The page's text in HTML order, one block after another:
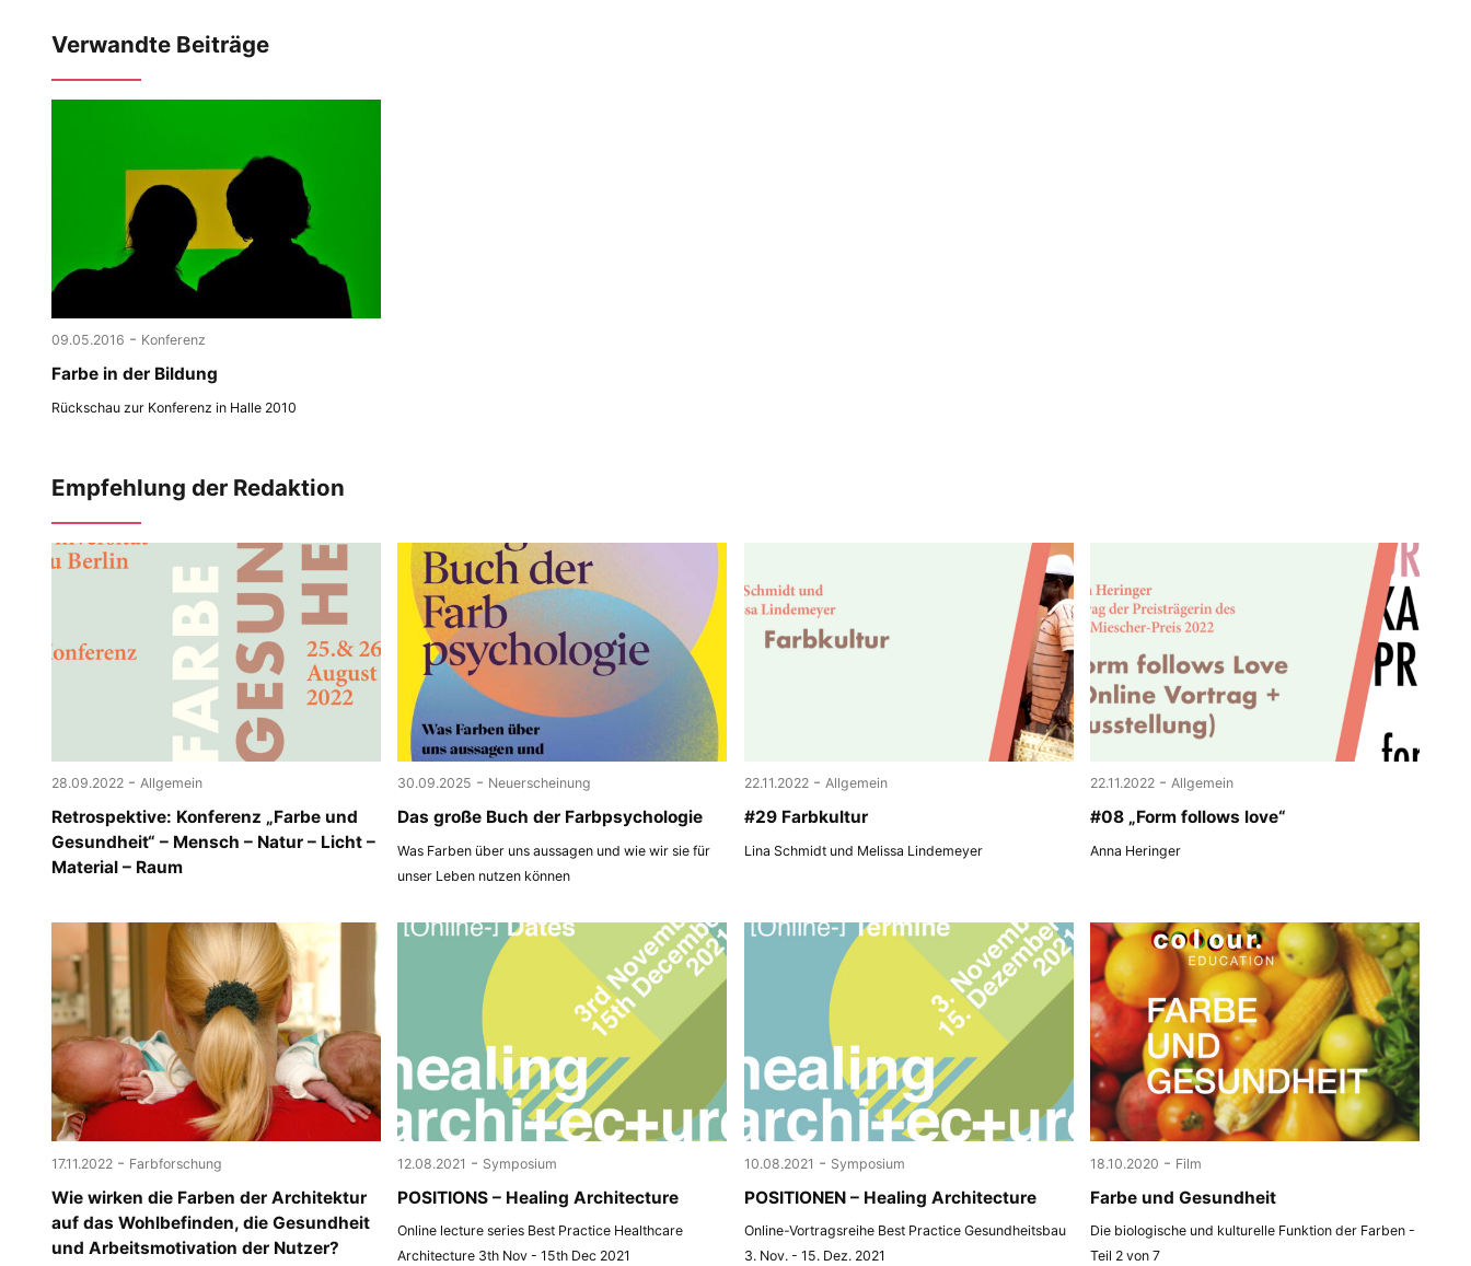
Verwandte Beiträge
09.05.2016 - Konferenz
Farbe in der Bildung
Rückschau zur Konferenz in Halle 2010
Empfehlung der Redaktion
28.09.2022 - Allgemein
Retrospektive: Konferenz „Farbe und
Gesundheit“ – Mensch – Natur – Licht –
Material – Raum
30.09.2025 - Neuerscheinung
Das große Buch der Farbpsychologie
Was Farben über uns aussagen und wie wir sie für
unser Leben nutzen können
22.11.2022 - Allgemein
#29 Farbkultur
Lina Schmidt und Melissa Lindemeyer
22.11.2022 - Allgemein
#08 „Form follows love“
Anna Heringer
17.11.2022 - Farbforschung
Wie wirken die Farben der Architektur
auf das Wohlbefinden, die Gesundheit
und Arbeitsmotivation der Nutzer?
12.08.2021 - Symposium
POSITIONS – Healing Architecture
Online lecture series Best Practice Healthcare
Architecture 3th Nov - 15th Dec 2021
10.08.2021 - Symposium
POSITIONEN – Healing Architecture
Online-Vortragsreihe Best Practice Gesundheitsbau
3. Nov. - 15. Dez. 2021
18.10.2020 - Film
Farbe und Gesundheit
Die biologische und kulturelle Funktion der Farben -
Teil 2 von 7